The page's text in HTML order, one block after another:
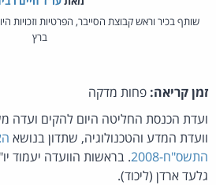
שותף בכיר וראש קבוצת הסייבר, הפרטיות וזכויות
ברץ
זמן קריאה: פחות מדקה
ועדת הכנסת החליטה היום להקים ועדה
וועדת המדע והטכנולוגיה, שתדון בנושא
התשס"ח-2008
. בראשות הוועדה יעמוד
גלעד ארדן (ליכוד).